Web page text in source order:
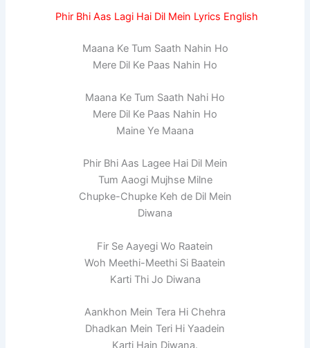
Phir Bhi Aas Lagi Hai Dil Mein Lyrics English
Maana Ke Tum Saath Nahin Ho
Mere Dil Ke Paas Nahin Ho
Maana Ke Tum Saath Nahi Ho
Mere Dil Ke Paas Nahin Ho
Maine Ye Maana
Phir Bhi Aas Lagee Hai Dil Mein
Tum Aaogi Mujhse Milne
Chupke-Chupke Keh de Dil Mein
Diwana
Fir Se Aayegi Wo Raatein
Woh Meethi-Meethi Si Baatein
Karti Thi Jo Diwana
Aankhon Mein Tera Hi Chehra
Dhadkan Mein Teri Hi Yaadein
Karti Hain Diwana.